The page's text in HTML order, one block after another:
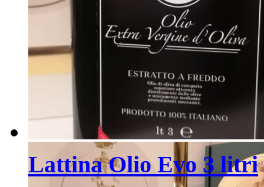
Lattina Olio Evo 3 litri